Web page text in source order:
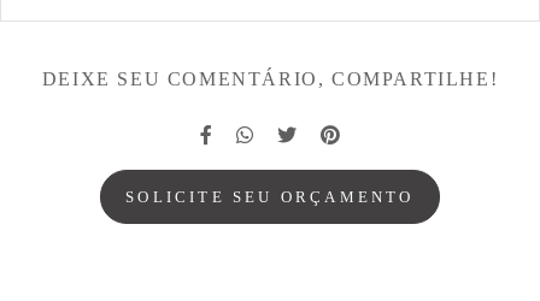
DEIXE SEU COMENTÁRIO, COMPARTILHE!
SOLICITE SEU ORÇAMENTO